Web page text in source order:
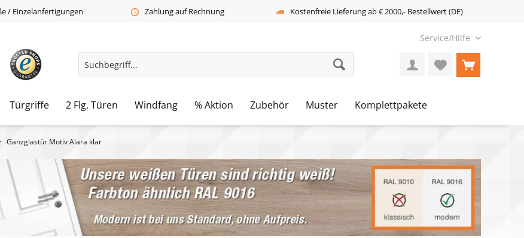
/ Einzelanfertigungen Zahlung auf Rechnung Kostenfreie Lieferung ab € 2000,- Bestellwert (DE)
Service/Hilfe
Türgriffe 2 Flg. Türen Windfang % Aktion Zubehör Muster Komplettpakete
Ganzglastür Motiv Alara klar